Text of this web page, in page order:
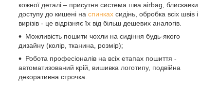
кожної деталі – присутня система шва airbag, блискавки
доступу до кишені на спинках сидінь, обробка всіх швів і
вирізів - це відрізняє їх від більш дешевих аналогів.
Можливість пошити чохли на сидіння будь-якого
дизайну (колір, тканина, розмір);
Робота професіоналів на всіх етапах пошиття -
автоматизований крій, вишивка логотипу, подвійна
декоративна строчка.